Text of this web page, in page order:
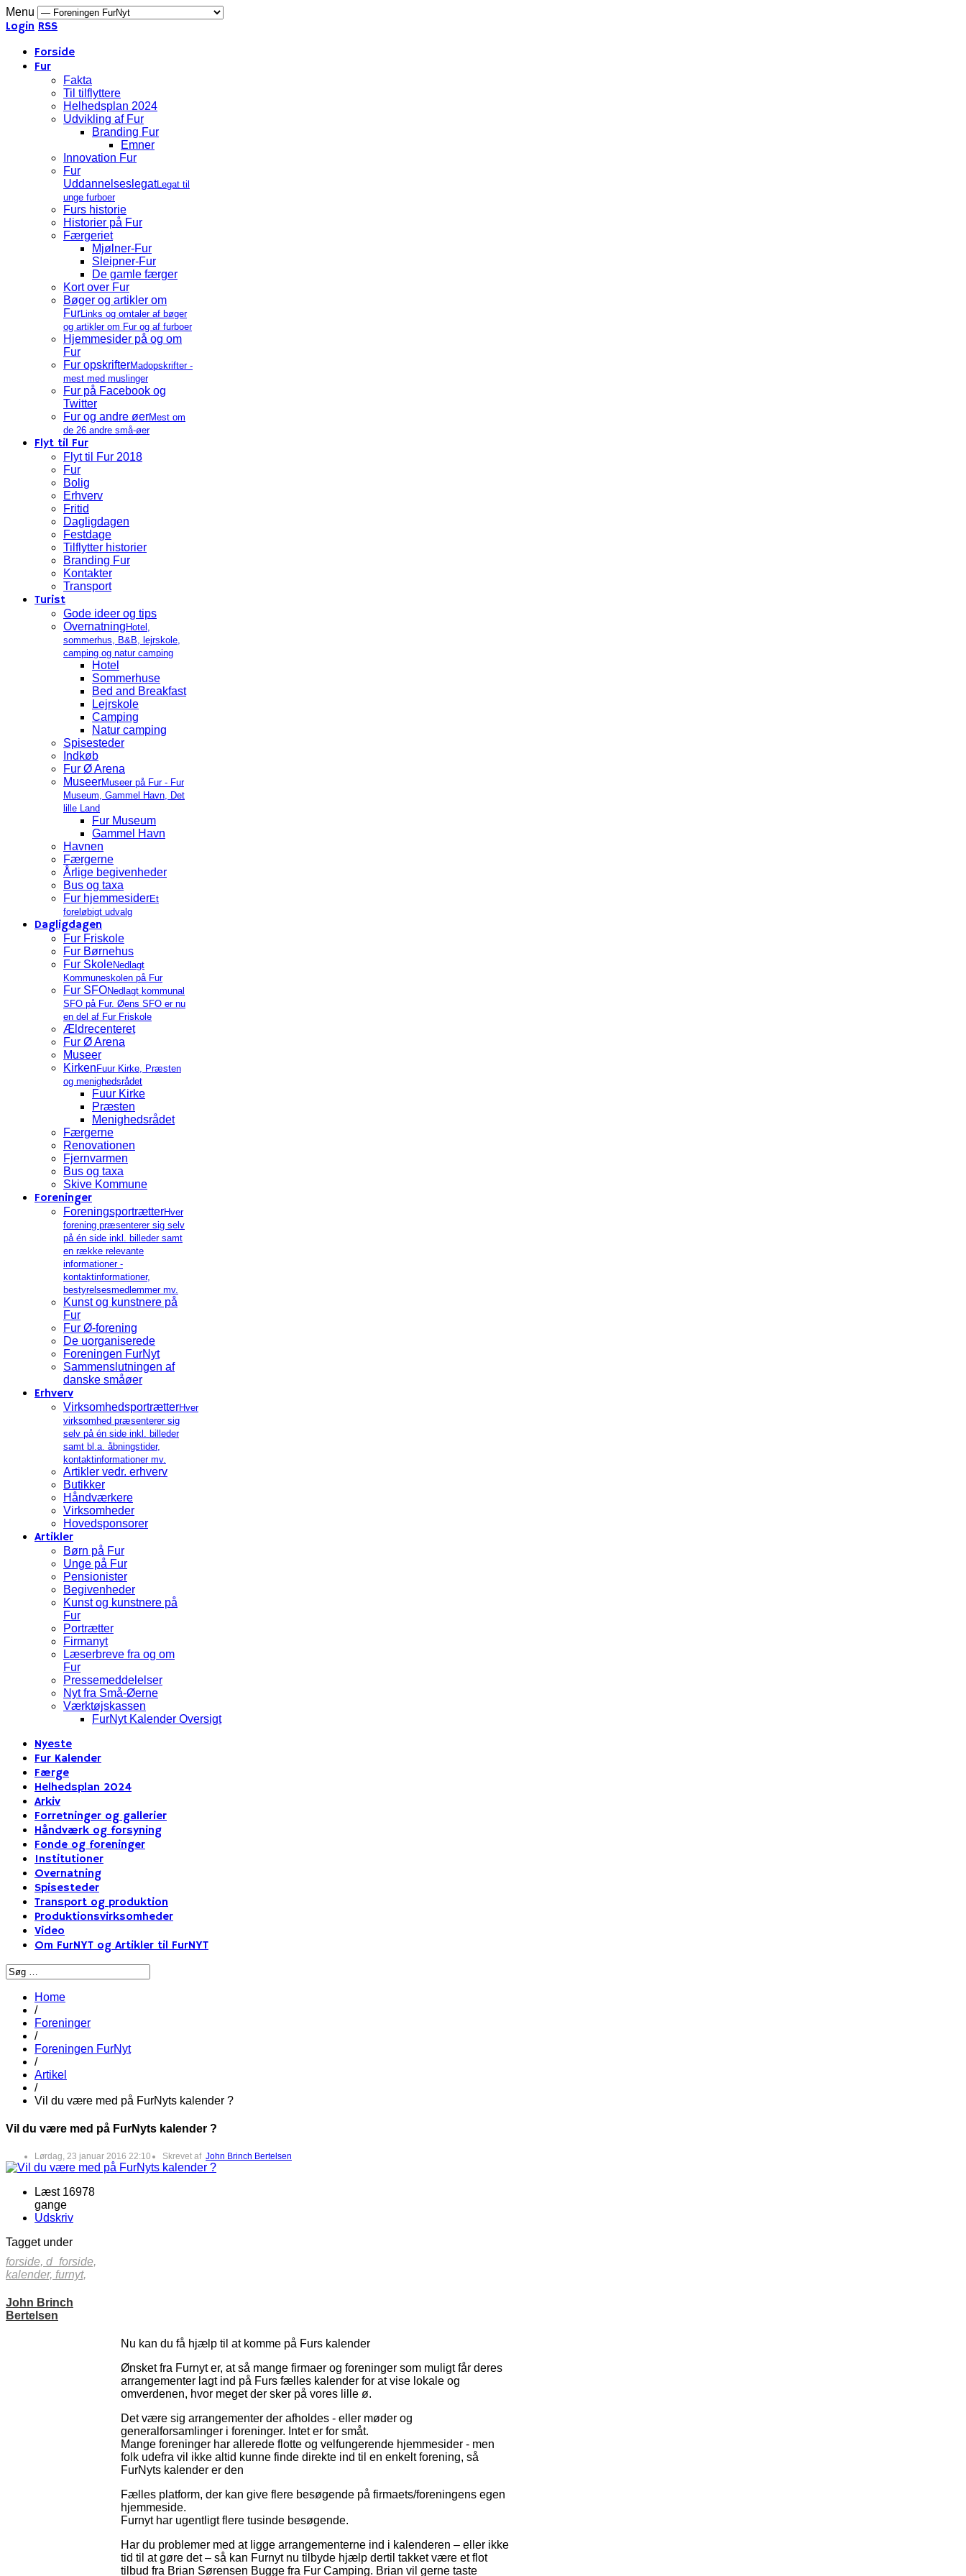
Menu
Login RSS
Forside
Fur
Fakta
Til tilflyttere
Helhedsplan 2024
Udvikling af Fur
Branding Fur
Emner
Innovation Fur
Fur
UddannelseslegatLegat til
unge furboer
Furs historie
Historier på Fur
Færgeriet
Mjølner-Fur
Sleipner-Fur
De gamle færger
Kort over Fur
Bøger og artikler om
FurLinks og omtaler af bøger
og artikler om Fur og af furboer
Hjemmesider på og om
Fur
Fur opskrifterMadopskrifter -
mest med muslinger
Fur på Facebook og
Twitter
Fur og andre øerMest om
de 26 andre små-øer
Flyt til Fur
Flyt til Fur 2018
Fur
Bolig
Erhverv
Fritid
Dagligdagen
Festdage
Tilflytter historier
Branding Fur
Kontakter
Transport
Turist
Gode ideer og tips
Overnatning Hotel,
sommerhus, B&B, lejrskole,
camping og natur camping
Hotel
Sommerhuse
Bed and Breakfast
Lejrskole
Camping
Natur camping
Spisesteder
Indkøb
Fur Ø Arena
MuseerMuseer på Fur - Fur
Museum, Gammel Havn, Det
lille Land
Fur Museum
Gammel Havn
Havnen
Færgerne
Årlige begivenheder
Bus og taxa
Fur hjemmesiderEt
foreløbigt udvalg
Dagligdagen
Fur Friskole
Fur Børnehus
Fur SkoleNedlagt
Kommuneskolen på Fur
Fur SFONedlagt kommunal
SFO på Fur. Øens SFO er nu
en del af Fur Friskole
Ældrecenteret
Fur Ø Arena
Museer
Kirken Fuur Kirke, Præsten
og menighedsrådet
Fuur Kirke
Præsten
Menighedsrådet
Færgerne
Renovationen
Fjernvarmen
Bus og taxa
Skive Kommune
Foreninger
ForeningsportrætterHver
forening præsenterer sig selv
på én side inkl. billeder samt
en række relevante
informationer -
kontaktinformationer,
bestyrelsesmedlemmer mv.
Kunst og kunstnere på
Fur
Fur Ø-forening
De uorganiserede
Foreningen FurNyt
Sammenslutningen af
danske småøer
Erhverv
VirksomhedsportrætterHver
virksomhed præsenterer sig
selv på én side inkl. billeder
samt bl.a. åbningstider,
kontaktinformationer mv.
Artikler vedr. erhverv
Butikker
Håndværkere
Virksomheder
Hovedsponsorer
Artikler
Børn på Fur
Unge på Fur
Pensionister
Begivenheder
Kunst og kunstnere på
Fur
Portrætter
Firmanyt
Læserbreve fra og om
Fur
Pressemeddelelser
Nyt fra Små-Øerne
Værktøjskassen
FurNyt Kalender Oversigt
Nyeste
Fur Kalender
Færge
Helhedsplan 2024
Arkiv
Forretninger og gallerier
Håndværk og forsyning
Fonde og foreninger
Institutioner
Overnatning
Spisesteder
Transport og produktion
Produktionsvirksomheder
Video
Om FurNYT og Artikler til FurNYT
Home
/
Foreninger
/
Foreningen FurNyt
/
Artikel
/
Vil du være med på FurNyts kalender ?
Vil du være med på FurNyts kalender ?
Lørdag, 23 januar 2016 22:10 Skrevet af John Brinch Bertelsen
Læst 16978
gange
Udskriv
Tagget under
forside, d_forside,
kalender, furnyt,
John Brinch
Bertelsen
Nu kan du få hjælp til at komme på Furs kalender
Ønsket fra Furnyt er, at så mange firmaer og foreninger som muligt får deres
arrangementer lagt ind på Furs fælles kalender for at vise lokale og
omverdenen, hvor meget der sker på vores lille ø.
Det være sig arrangementer der afholdes - eller møder og
generalforsamlinger i foreninger. Intet er for småt.
Mange foreninger har allerede flotte og velfungerende hjemmesider - men
folk udefra vil ikke altid kunne finde direkte ind til en enkelt forening, så
FurNyts kalender er den
Fælles platform, der kan give flere besøgende på firmaets/foreningens egen
hjemmeside.
Furnyt har ugentligt flere tusinde besøgende.
Har du problemer med at ligge arrangementerne ind i kalenderen – eller ikke
tid til at gøre det – så kan Furnyt nu tilbyde hjælp dertil takket være et flot
tilbud fra Brian Sørensen Bugge fra Fur Camping. Brian vil gerne taste